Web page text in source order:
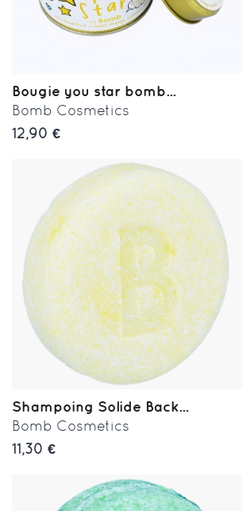
Bougie you star bomb...
Bomb Cosmetics
12,90 €
Shampoing Solide Back...
Bomb Cosmetics
11,30 €